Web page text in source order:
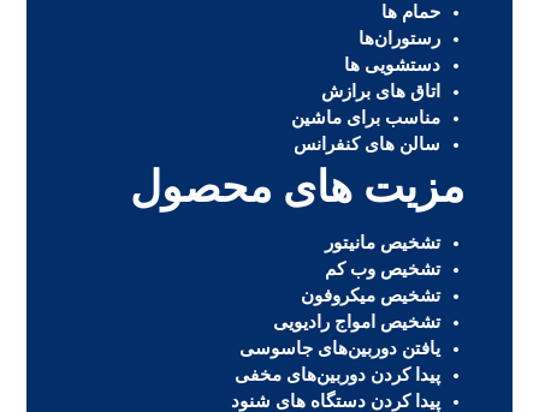
حمام ها
رستوران‌ها
دستشویی ها
اتاق های برازش
مناسب برای ماشین
سالن های کنفرانس
مزیت های محصول
تشخیص مانیتور
تشخیص وب کم
تشخیص میکروفون
تشخیص امواج رادیویی
یافتن دوربین‌های جاسوسی
پیدا کردن دوربین‌های مخفی
پیدا کردن دستگاه های شنود